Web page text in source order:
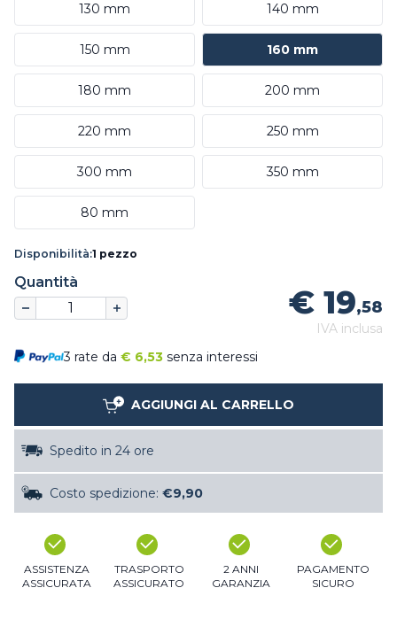
130 mm 140 mm
150 mm 160 mm
180 mm 200 mm
220 mm 250 mm
300 mm 350 mm
80 mm
Disponibilità:1 pezzo
Quantità
€ 19,58
IVA inclusa
3 rate da € 6,53 senza interessi
AGGIUNGI AL CARRELLO
Spedito in 24 ore
Costo spedizione: €9,90
ASSISTENZA
ASSICURATA
TRASPORTO
ASSICURATO
2 ANNI
GARANZIA
PAGAMENTO
SICURO